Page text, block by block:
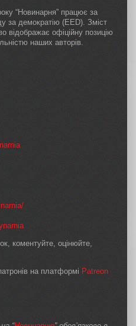
“Новинарня” працює за
за демократію (EED). Зміст
відображає офіційну позицію
наших авторів.
коментуйте, оцінюйте,
на платформі Patreon